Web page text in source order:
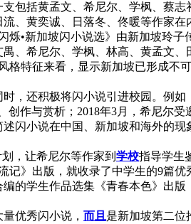
包括黄孟文、希尼尔、学枫、蔡
、黄奕诚、日落冬、佟暖等作家在
•新加坡闪小说选》由新加坡玲子
、希尼尔、学枫、林高、黄孟文
特征来看，显示新加坡已形成不
，还积极将闪小说引进校园。例
创作与赏析；2018年3月，希尼尔受
闪小说在中国、新加坡和海外的
，让希尼尔等作家到 学校指导学生
》出版，就收录了中学生的9篇
的学生作品选集《青春本色》出
优秀闪小说， 而且是新加坡第二位